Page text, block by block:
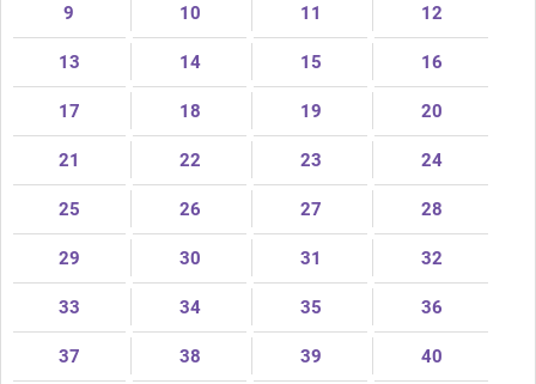
9 10 11 12
13 14 15 16
17 18 19 20
21 22 23 24
25 26 27 28
29 30 31 32
33 34 35 36
37 38 39 40